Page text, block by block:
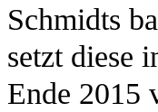
Schmidts
setzt diese
Ende 2015